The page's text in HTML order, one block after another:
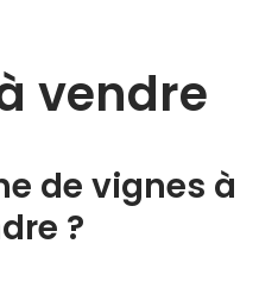
vendre
de vignes à
?